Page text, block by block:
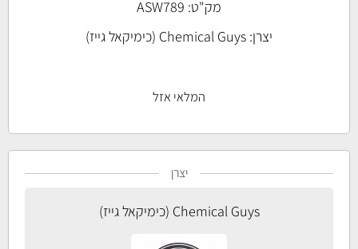
מק"ט: ASW789
יצרן: Chemical Guys (כימיקאל גייז)
המלאי אזל
יצרן
Chemical Guys (כימיקאל גייז)